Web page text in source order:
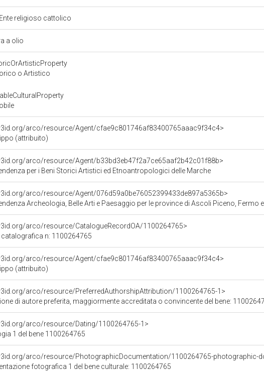
religioso cattolico
a olio
o Artistico
arco/resource/Agent/cfae9c801746af83400765aaac9f34c4>
(attribuito)
arco/resource/Agent/b33bd3eb47f2a7ce65aaf2b42c01f88b>
per i Beni Storici Artistici ed Etnoantropologici delle Marche
arco/resource/Agent/076d59a0be76052399433de897a5365b>
Archeologia, Belle Arti e Paesaggio per le province di Ascoli Piceno, Fermo
arco/resource/CatalogueRecordOA/1100264765>
catalografica n: 1100264765
arco/resource/Agent/cfae9c801746af83400765aaac9f34c4>
(attribuito)
arco/resource/PreferredAuthorshipAttribution/1100264765-1>
di autore preferita, maggiormente accreditata o convincente del bene:
arco/resource/Dating/1100264765-1>
1 del bene 1100264765
arco/resource/PhotographicDocumentation/1100264765-photographic-
fotografica 1 del bene culturale: 1100264765